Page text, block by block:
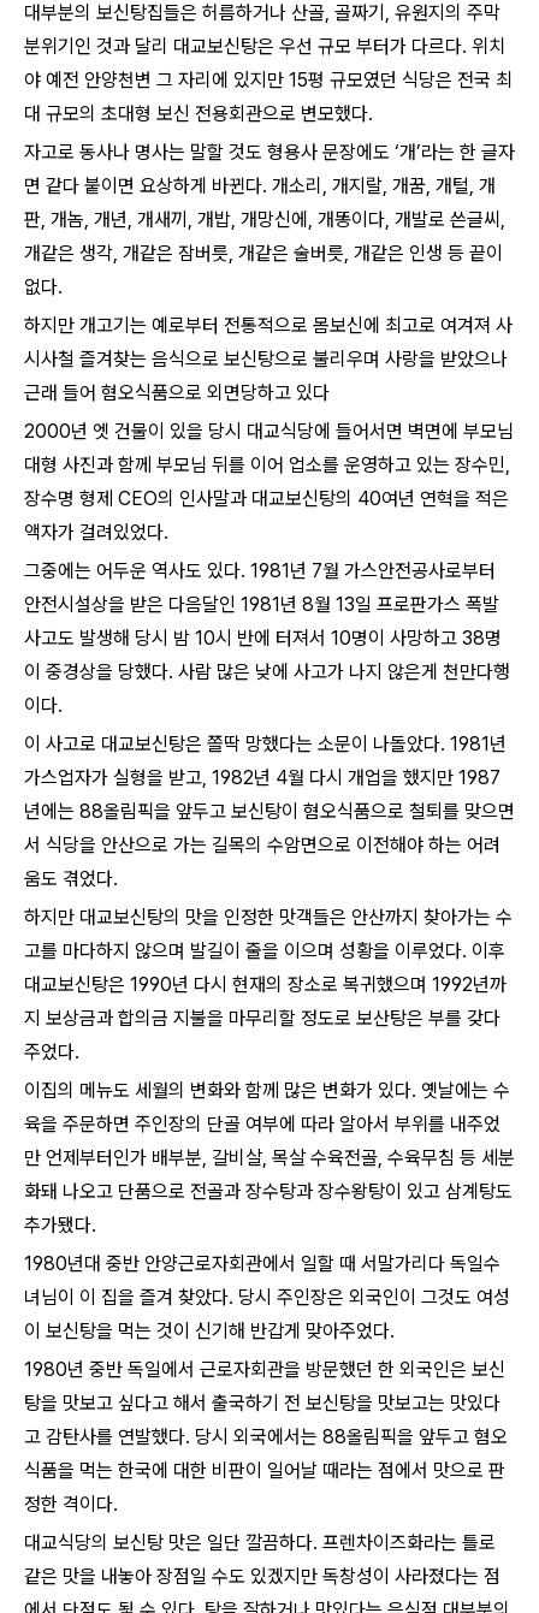
대부분의 보신탕집들은 허름하거나 산골, 골짜기, 유원지의 주막
분위기인 것과 달리 대교보신탕은 우선 규모 부터가 다르다. 위치
야 예전 안양천변 그 자리에 있지만 15평 규모였던 식당은 전국 최
대 규모의 초대형 보신 전용회관으로 변모했다.
자고로 동사나 명사는 말할 것도 형용사 문장에도 ‘개’라는 한 글자
면 같다 붙이면 요상하게 바뀐다. 개소리, 개지랄, 개꿈, 개털, 개
판, 개놈, 개년, 개새끼, 개밥, 개망신에, 개똥이다, 개발로 쓴글씨,
개같은 생각, 개같은 잠버릇, 개같은 술버릇, 개같은 인생 등 끝이
없다.
하지만 개고기는 예로부터 전통적으로 몸보신에 최고로 여겨져 사
시사철 즐겨찾는 음식으로 보신탕으로 불리우며 사랑을 받았으나
근래 들어 혐오식품으로 외면당하고 있다
2000년 엣 건물이 있을 당시 대교식당에 들어서면 벽면에 부모님
대형 사진과 함께 부모님 뒤를 이어 업소를 운영하고 있는 장수민,
장수명 형제 CEO의 인사말과 대교보신탕의 40여년 연혁을 적은
액자가 걸려있었다.
그중에는 어두운 역사도 있다. 1981년 7월 가스안전공사로부터
안전시설상을 받은 다음달인 1981년 8월 13일 프로판가스 폭발
사고도 발생해 당시 밤 10시 반에 터져서 10명이 사망하고 38명
이 중경상을 당했다. 사람 많은 낮에 사고가 나지 않은게 천만다행
이다.
이 사고로 대교보신탕은 쫄딱 망했다는 소문이 나돌았다. 1981년
가스업자가 실형을 받고, 1982년 4월 다시 개업을 했지만 1987
년에는 88올림픽을 앞두고 보신탕이 혐오식품으로 철퇴를 맞으면
서 식당을 안산으로 가는 길목의 수암면으로 이전해야 하는 어려
움도 겪었다.
하지만 대교보신탕의 맛을 인정한 맛객들은 안산까지 찾아가는 수
고를 마다하지 않으며 발길이 줄을 이으며 성황을 이루었다. 이후
대교보신탕은 1990년 다시 현재의 장소로 복귀했으며 1992년까
지 보상금과 합의금 지불을 마무리할 정도로 보산탕은 부를 갖다
주었다.
이집의 메뉴도 세월의 변화와 함께 많은 변화가 있다. 옛날에는 수
육을 주문하면 주인장의 단골 여부에 따라 알아서 부위를 내주었
만 언제부터인가 배부분, 갈비살, 목살 수육전골, 수육무침 등 세분
화돼 나오고 단품으로 전골과 장수탕과 장수왕탕이 있고 삼계탕도
추가됐다.
1980년대 중반 안양근로자회관에서 일할 때 서말가리다 독일수
녀님이 이 집을 즐겨 찾았다. 당시 주인장은 외국인이 그것도 여성
이 보신탕을 먹는 것이 신기해 반갑게 맞아주었다.
1980년 중반 독일에서 근로자회관을 방문했던 한 외국인은 보신
탕을 맛보고 싶다고 해서 출국하기 전 보신탕을 맛보고는 맛있다
고 감탄사를 연발했다. 당시 외국에서는 88올림픽을 앞두고 혐오
식품을 먹는 한국에 대한 비판이 일어날 때라는 점에서 맛으로 판
정한 격이다.
대교식당의 보신탕 맛은 일단 깔끔하다. 프렌차이즈화라는 틀로
같은 맛을 내놓아 장점일 수도 있겠지만 독창성이 사라졌다는 점